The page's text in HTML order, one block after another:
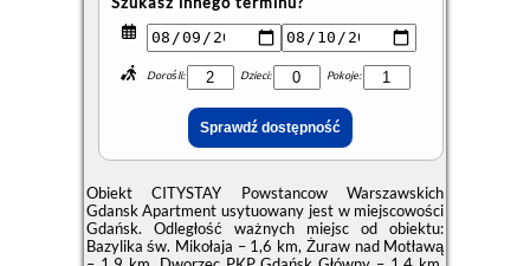
Dorośli: Dzieci: Pokoje:
Obiekt CITYSTAY Powstancow Warszawskich
Gdansk Apartment usytuowany jest w miejscowości
Gdańsk. Odległość ważnych miejsc od obiektu:
Bazylika św. Mikołaja – 1,6 km, Żuraw nad Motławą